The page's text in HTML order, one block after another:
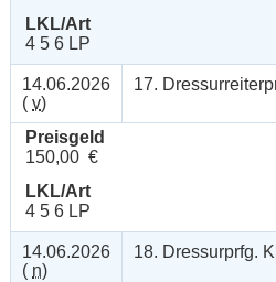
LKL/Art
4 5 6 LP
14.06.2026
( v)
17.
Preisgeld
150,00 €
LKL/Art
4 5 6 LP
14.06.2026
( n)
18. Dressurprfg.